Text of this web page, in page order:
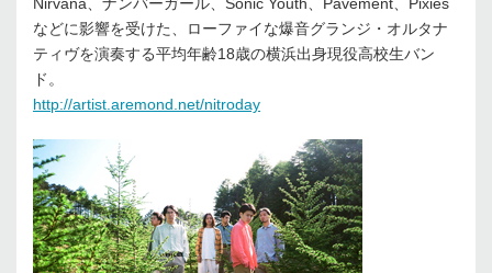
などに影響を受けた、ローファイな爆音グランジ・オルタナ
ティヴを演奏する平均年齢18歳の横浜出身現役高校生バン
ド。
http://artist.aremond.net/nitroday